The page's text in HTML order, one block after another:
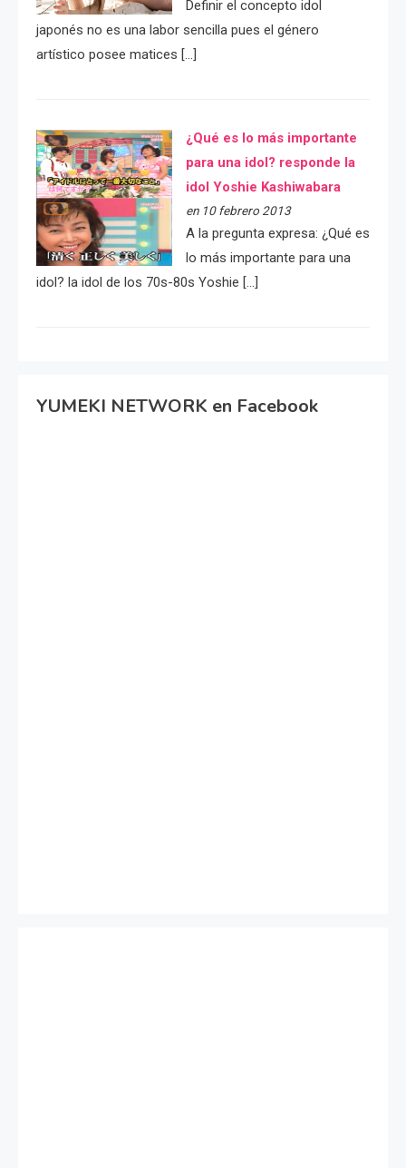
Definir el concepto idol
japonés no es una labor sencilla pues el género
artístico posee matices […]
¿Qué es lo más importante
para una idol? responde la
idol Yoshie Kashiwabara
en 10 febrero 2013
A la pregunta expresa: ¿Qué es
lo más importante para una
idol? la idol de los 70s-80s Yoshie […]
YUMEKI NETWORK en Facebook